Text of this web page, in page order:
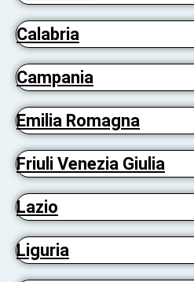
Calabria
Campania
Emilia Romagna
Friuli Venezia Giulia
Lazio
Liguria